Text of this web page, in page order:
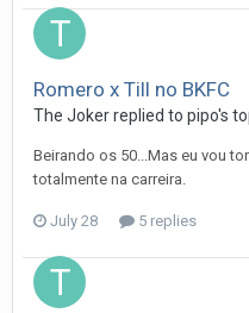
Romero x Till no BKFC
The Jokerreplied to pipo's
Beirando os 50...Mas eu vou
totalmente na carreira.
July 28 5 replies